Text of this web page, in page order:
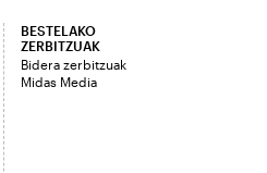
BESTELAKO
ZERBITZUAK
Bidera zerbitzuak
Midas Media